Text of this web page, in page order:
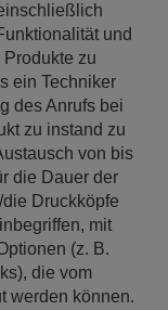
und
zu
ein Techniker
des Anrufs bei
zu instand zu
von bis
die Dauer der
Druckköpfe
mit
(z. B.
die vom
werden können.